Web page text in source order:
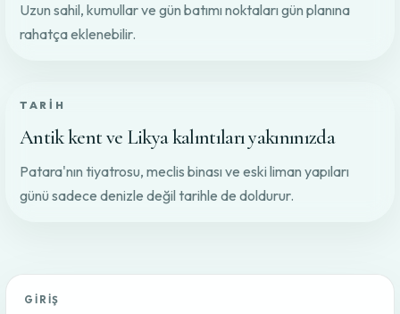
Uzun sahil, kumullar ve gün batımı noktaları gün planına
rahatça eklenebilir.
TARIH
Antik kent ve Likya kalıntıları yakınınızda
Patara'nın tiyatrosu, meclis binası ve eski liman yapıları
günü sadece denizle değil tarihle de doldurur.
GIRIŞ